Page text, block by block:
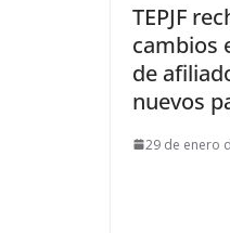
TEPJF
cambios
de
nuevos
29 de enero